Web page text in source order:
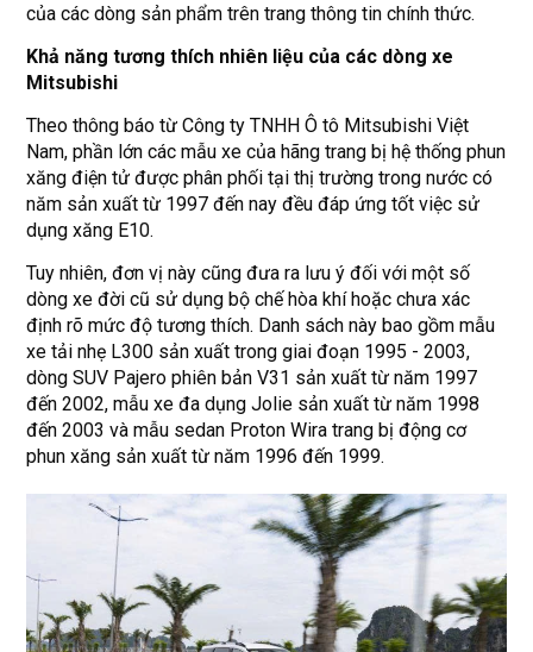
của các dòng sản phẩm trên trang thông tin chính thức.
Khả năng tương thích nhiên liệu của các dòng xe
Mitsubishi
Theo thông báo từ Công ty TNHH Ô tô Mitsubishi Việt
Nam, phần lớn các mẫu xe của hãng trang bị hệ thống phun
xăng điện tử được phân phối tại thị trường trong nước có
năm sản xuất từ 1997 đến nay đều đáp ứng tốt việc sử
dụng xăng E10.
Tuy nhiên, đơn vị này cũng đưa ra lưu ý đối với một số
dòng xe đời cũ sử dụng bộ chế hòa khí hoặc chưa xác
định rõ mức độ tương thích. Danh sách này bao gồm mẫu
xe tải nhẹ L300 sản xuất trong giai đoạn 1995 - 2003,
dòng SUV Pajero phiên bản V31 sản xuất từ năm 1997
đến 2002, mẫu xe đa dụng Jolie sản xuất từ năm 1998
đến 2003 và mẫu sedan Proton Wira trang bị động cơ
phun xăng sản xuất từ năm 1996 đến 1999.